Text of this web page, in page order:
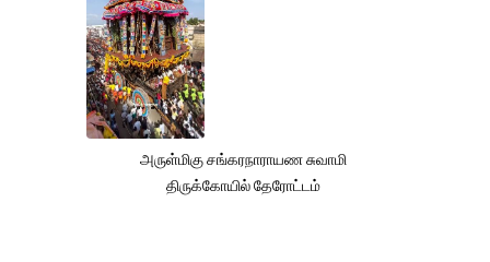
அருள்மிகு சங்கரநாராயண சுவாமி
திருக்கோயில் தேரோட்டம்